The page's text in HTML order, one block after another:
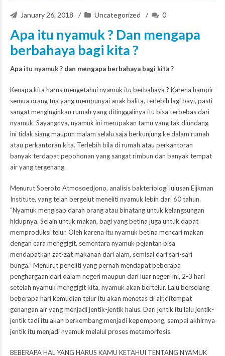
January 26, 2018 Uncategorized 0
Apa itu nyamuk ? Dan mengapa
berbahaya bagi kita ?
Apa itu nyamuk ? dan mengapa berbahaya bagi kita ?
Kenapa kita harus mengetahui nyamuk itu berbahaya ? Karena hampir
semua orang tua yang mempunyai anak balita, terlebih lagi bayi, pasti
sangat menginginkan rumah yang ditinggalinya itu bisa terbebas dari
nyamuk. Sayangnya, nyamuk ini merupakan tamu yang tak diundang
ini tidak siang maupun malam selalu saja berkunjung ke dalam rumah
atau perkantoran kita. Terlebih bila di rumah atau perkantoran
banyak terdapat pepohonan yang sangat rimbun dan banyak tempat
air yang tergenang.
Menurut Soeroto Atmosoedjono, analisis bakteriologi lulusan Eijkman
Institute, yang telah bergelut meneliti nyamuk lebih dari 60 tahun.
“Nyamuk mengisap darah orang atau binatang untuk kelangsungan
hidupnya. Selain untuk makan, bagi yang betina juga untuk dapat
memproduksi telur. Oleh karena itu nyamuk betina mencari makan
dengan cara menggigit, sementara nyamuk pejantan bisa
mendapatkan zat-zat makanan dari alam, semisal dari sari-sari
bunga.” Menurut peneliti yang pernah mendapat beberapa
penghargaan dari dalam negeri maupun dari luar negeri ini, 2-3 hari
setelah nyamuk menggigit kita, nyamuk akan bertelur. Lalu berselang
beberapa hari kemudian telur itu akan menetas di air,ditempat
genangan air yang menjadi jentik-jentik halus. Dari jentik itu lalu jentik-
jentik tadi itu akan berkembang menjadi kepompong, sampai akhirnya
jentik itu menjadi nyamuk melalui proses metamorfosis.
BEBERAPA HAL YANG HARUS KAMU KETAHUI TENTANG NYAMUK